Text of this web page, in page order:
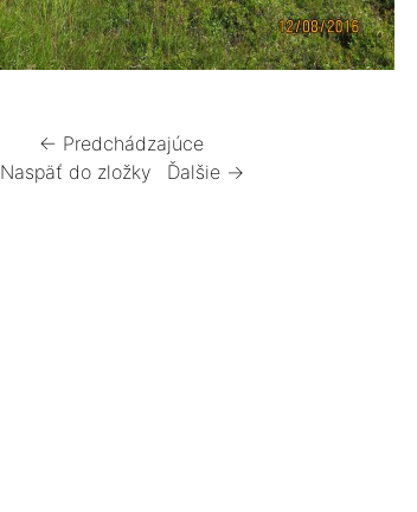
← Predchádzajúce
Naspäť do zložky
Ďalšie →